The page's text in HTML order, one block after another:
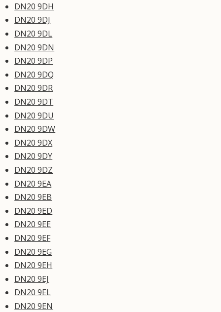
DN20 9DH
DN20 9DJ
DN20 9DL
DN20 9DN
DN20 9DP
DN20 9DQ
DN20 9DR
DN20 9DT
DN20 9DU
DN20 9DW
DN20 9DX
DN20 9DY
DN20 9DZ
DN20 9EA
DN20 9EB
DN20 9ED
DN20 9EE
DN20 9EF
DN20 9EG
DN20 9EH
DN20 9EJ
DN20 9EL
DN20 9EN